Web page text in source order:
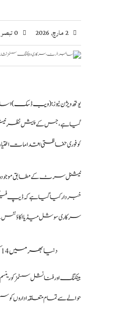
2 مارچ, 2026
یوتھ ویژن نیوز :(ویب ڈسک)
گیا ہے، جس کے پیش نظر نیشنل
کو فوری حفاظتی اقدامات
نسرٹ کے مطابق موجودہ
خبردار کیا گیا ہے کہ ڈیپ فیکس
سرکاری سوشل میڈیا اکاؤنٹس
دنیا بھر میں 14 کروڑ صارفین کے اکاؤنٹس کا حساس ڈیٹا لیک، فیس بک، انسٹاگرام اور جی میل متاثر
بینکنگ اور فنانشل سسٹمز کو
حوالے سے تمام متعلقہ اداروں